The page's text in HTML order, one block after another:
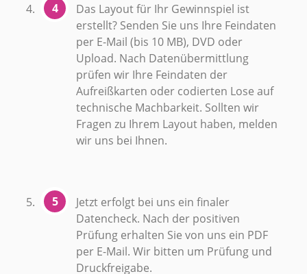
Das Layout für Ihr Gewinnspiel ist
erstellt? Senden Sie uns Ihre Feindaten
per E-Mail (bis 10 MB), DVD oder
Upload. Nach Datenübermittlung
prüfen wir Ihre Feindaten der
Aufreißkarten oder codierten Lose auf
technische Machbarkeit. Sollten wir
Fragen zu Ihrem Layout haben, melden
wir uns bei Ihnen.
Jetzt erfolgt bei uns ein finaler
Datencheck. Nach der positiven
Prüfung erhalten Sie von uns ein PDF
per E-Mail. Wir bitten um Prüfung und
Druckfreigabe.